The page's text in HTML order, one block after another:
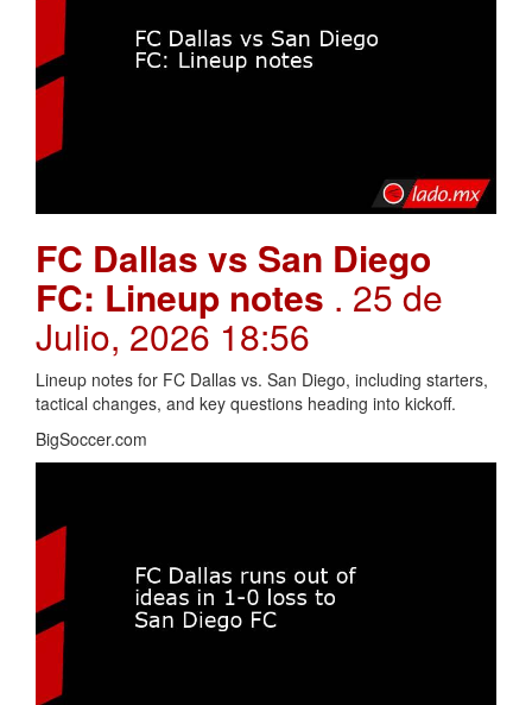
FC Dallas vs San Diego
FC: Lineup notes . 25 de
Julio, 2026 18:56
Lineup notes for FC Dallas vs. San Diego, including starters,
tactical changes, and key questions heading into kickoff.
BigSoccer.com